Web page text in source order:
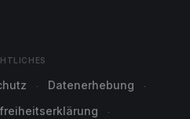
Datenerhebung